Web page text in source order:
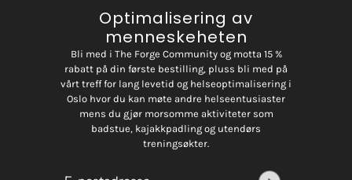
Optimalisering av
menneskeheten
Bli med i The Forge Community og motta 15 %
rabatt på din første bestilling, pluss bli med på
vårt treff for lang levetid og helseoptimalisering i
Oslo hvor du kan møte andre helseentusiaster
mens du gjør morsomme aktiviteter som
badstue, kajakkpadling og utendørs
treningsøkter.